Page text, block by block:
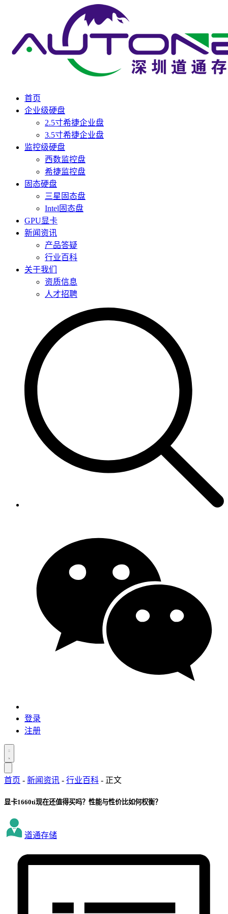
首页
企业级硬盘
2.5寸希捷企业盘
3.5寸希捷企业盘
监控级硬盘
西数监控盘
希捷监控盘
固态硬盘
三星固态盘
Intel固态盘
GPU显卡
新闻资讯
产品答疑
行业百科
关于我们
资质信息
人才招聘
登录
注册
首页 - 新闻资讯 - 行业百科 - 正文
显卡1660ti现在还值得买吗？性能与性价比如何权衡？
道通存储